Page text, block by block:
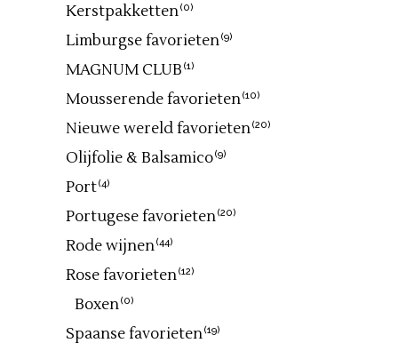
Kerstpakketten(0)
Limburgse favorieten(9)
MAGNUM CLUB (1)
Mousserende favorieten(10)
Nieuwe wereld favorieten(20)
Olijfolie & Balsamico(9)
Port(4)
Portugese favorieten(20)
Rode wijnen(44)
Rose favorieten(12)
Boxen(0)
Spaanse favorieten(19)